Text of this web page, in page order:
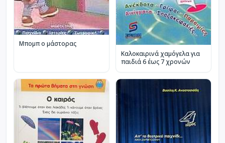
Μπομπ ο μάστορας
Καλοκαιρινά χαμόγελα για
παιδιά 6 έως 7 χρονών